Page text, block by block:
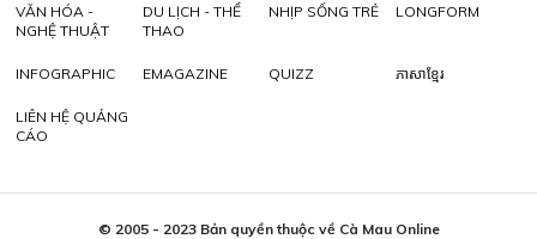
VĂN HÓA -
NGHỆ THUẬT
DU LỊCH - THỂ
THAO
NHỊP SỐNG TRẺ LONGFORM
INFOGRAPHIC EMAGAZINE QUIZZ ភាសាខ្មែរ
LIÊN HỆ QUẢNG
CÁO
© 2005 - 2023 Bản quyền thuộc về Cà Mau Online